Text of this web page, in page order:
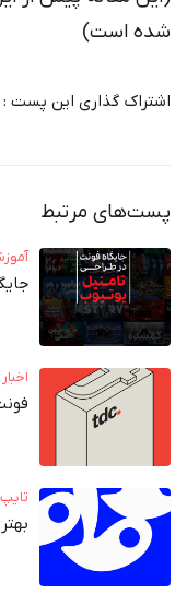
شده است)
اشتراک گذاری این پست :
پست‌های مرتبط